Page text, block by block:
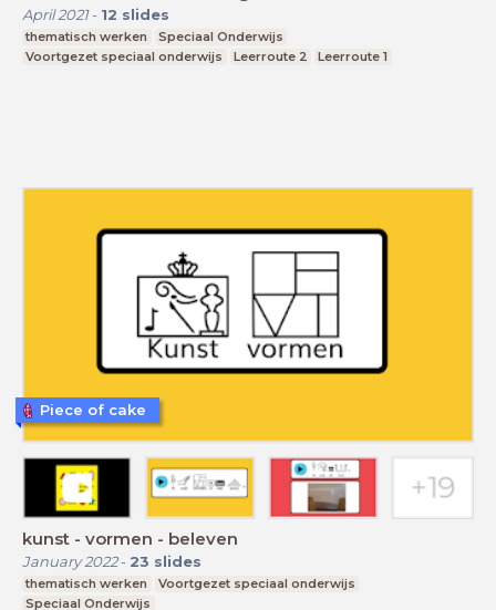
April 2021- 12 slides
thematisch werken
Speciaal Onderwijs
Voortgezet speciaal onderwijs
Leerroute 2 Leerroute 1
kunst - vormen - beleven
January 2022- 23 slides
thematisch werken
Voortgezet speciaal onderwijs
Speciaal Onderwijs
Piece of cake